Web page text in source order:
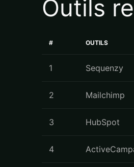
Outils
# OUTILS
1 Sequenzy
2 Mailchimp
3 HubSpot
4